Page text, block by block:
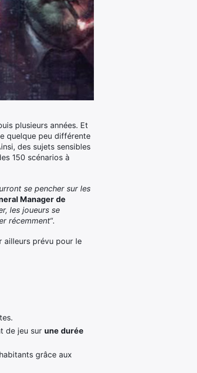
plusieurs années. Et
quelque peu différente
des sujets sensibles
150 scénarios à
se pencher sur les
Manager de
les joueurs se
récemment“.
ailleurs prévu pour le
de jeu sur une durée
grâce aux